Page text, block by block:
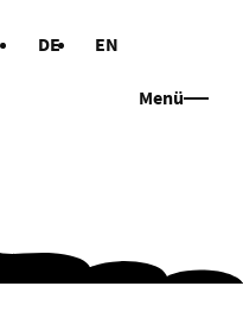
DE EN
Menü